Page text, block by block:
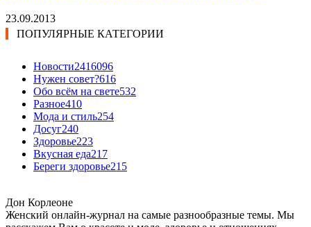
23.09.2013
ПОПУЛЯРНЫЕ КАТЕГОРИИ
Новости2416096
Нужен совет?616
Обо всём на свете532
Разное410
Мода и стиль254
Досуг240
Здоровье223
Вкусная еда217
Береги здоровье215
Дон Корлеоне
Женский онлайн-журнал на самые разнообразные темы. Мы